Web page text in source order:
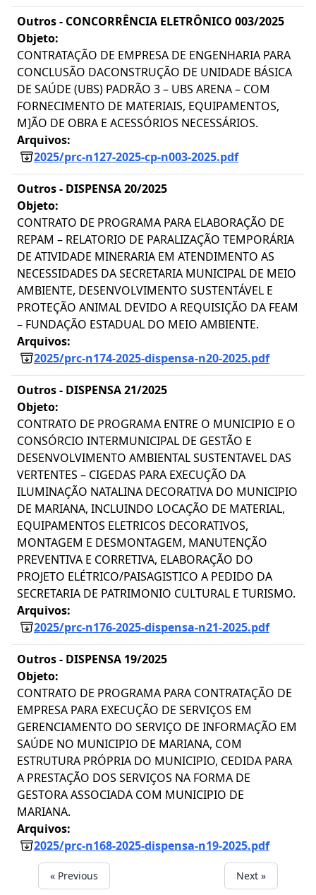
Outros - CONCORRÊNCIA ELETRÔNICO 003/2025
Objeto:
CONTRATAÇÃO DE EMPRESA DE ENGENHARIA PARA
CONCLUSÃO DACONSTRUÇÃO DE UNIDADE BÁSICA
DE SAÚDE (UBS) PADRÃO 3 – UBS ARENA – COM
FORNECIMENTO DE MATERIAIS, EQUIPAMENTOS,
M]ÃO DE OBRA E ACESSÓRIOS NECESSÁRIOS.
Arquivos:
2025/prc-n127-2025-cp-n003-2025.pdf
Outros - DISPENSA 20/2025
Objeto:
CONTRATO DE PROGRAMA PARA ELABORAÇÃO DE
REPAM – RELATORIO DE PARALIZAÇÃO TEMPORÁRIA
DE ATIVIDADE MINERARIA EM ATENDIMENTO AS
NECESSIDADES DA SECRETARIA MUNICIPAL DE MEIO
AMBIENTE, DESENVOLVIMENTO SUSTENTÁVEL E
PROTEÇÃO ANIMAL DEVIDO A REQUISIÇÃO DA FEAM
– FUNDAÇÃO ESTADUAL DO MEIO AMBIENTE.
Arquivos:
2025/prc-n174-2025-dispensa-n20-2025.pdf
Outros - DISPENSA 21/2025
Objeto:
CONTRATO DE PROGRAMA ENTRE O MUNICIPIO E O
CONSÓRCIO INTERMUNICIPAL DE GESTÃO E
DESENVOLVIMENTO AMBIENTAL SUSTENTAVEL DAS
VERTENTES – CIGEDAS PARA EXECUÇÃO DA
ILUMINAÇÃO NATALINA DECORATIVA DO MUNICIPIO
DE MARIANA, INCLUINDO LOCAÇÃO DE MATERIAL,
EQUIPAMENTOS ELETRICOS DECORATIVOS,
MONTAGEM E DESMONTAGEM, MANUTENÇÃO
PREVENTIVA E CORRETIVA, ELABORAÇÃO DO
PROJETO ELÉTRICO/PAISAGISTICO A PEDIDO DA
SECRETARIA DE PATRIMONIO CULTURAL E TURISMO.
Arquivos:
2025/prc-n176-2025-dispensa-n21-2025.pdf
Outros - DISPENSA 19/2025
Objeto:
CONTRATO DE PROGRAMA PARA CONTRATAÇÃO DE
EMPRESA PARA EXECUÇÃO DE SERVIÇOS EM
GERENCIAMENTO DO SERVIÇO DE INFORMAÇÃO EM
SAÚDE NO MUNICIPIO DE MARIANA, COM
ESTRUTURA PRÓPRIA DO MUNICIPIO, CEDIDA PARA
A PRESTAÇÃO DOS SERVIÇOS NA FORMA DE
GESTORA ASSOCIADA COM MUNICIPIO DE
MARIANA.
Arquivos:
2025/prc-n168-2025-dispensa-n19-2025.pdf
« Previous Next »